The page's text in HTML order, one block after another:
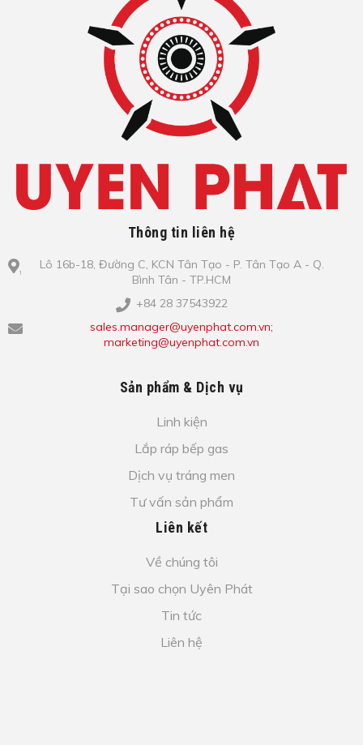
Thông tin liên hệ
Lô​ 16b-18, Đ​ư​ờ​ng C, KCN Tâ​n Tạo​ - P. Tâ​n Tạo​ A - Q.
Bình​ Tâ​n - TP.HCM
+84 28 37543922
sales.manager@uyenphat.com.vn;
marketing@uyenphat.com.vn
Sản phẩm & Dịch vụ
Linh kiện
Lắp ráp bếp gas
Dịch vụ tráng men
Tư vấn sản phẩm
Liên kết
Về chúng tôi
Tại sao chọn Uyên Phát
Tin tức
Liên hệ